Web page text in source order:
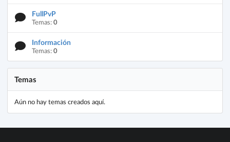
FullPvP
Temas:0
Información
Temas:0
Temas
Aún no hay temas creados aquí.